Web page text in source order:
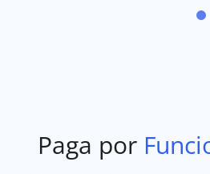
Paga por